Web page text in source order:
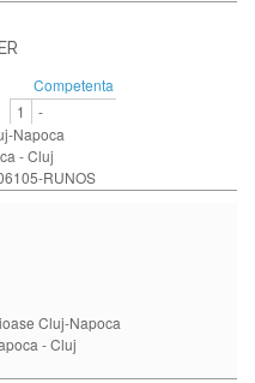
Competenta
1
-
Napoca
- Cluj
RUNOS
Cluj-Napoca
- Cluj